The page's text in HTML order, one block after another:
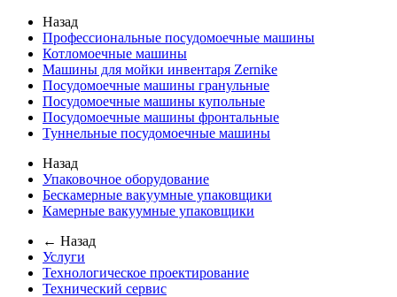
Назад
Профессиональные посудомоечные машины
Котломоечные машины
Машины для мойки инвентаря Zernike
Посудомоечные машины гранульные
Посудомоечные машины купольные
Посудомоечные машины фронтальные
Туннельные посудомоечные машины
Назад
Упаковочное оборудование
Бескамерные вакуумные упаковщики
Камерные вакуумные упаковщики
← Назад
Услуги
Технологическое проектирование
Технический сервис